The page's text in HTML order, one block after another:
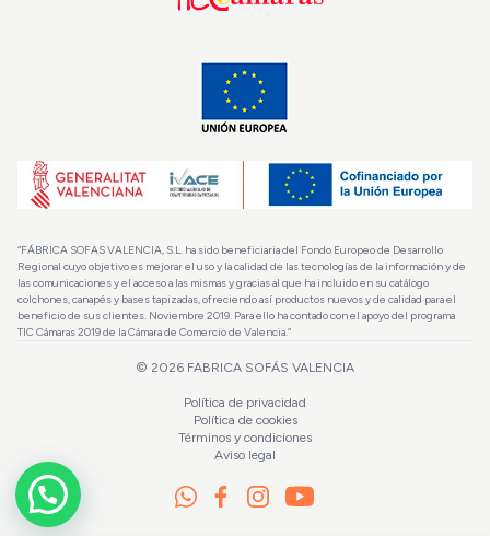
“FÁBRICA SOFAS VALENCIA, S.L. ha sido beneficiaria del Fondo Europeo de Desarrollo
Regional cuyo objetivo es mejorar el uso y la calidad de las tecnologías de la información y de
las comunicaciones y el acceso a las mismas y gracias al que ha incluido en su catálogo
colchones, canapés y bases tapizadas, ofreciendo así productos nuevos y de calidad para el
beneficio de sus clientes. Noviembre 2019. Para ello ha contado con el apoyo del programa
TIC Cámaras 2019 de la Cámara de Comercio de Valencia.”
© 2026 FABRICA SOFÁS VALENCIA
Política de privacidad
Política de cookies
Términos y condiciones
Aviso legal